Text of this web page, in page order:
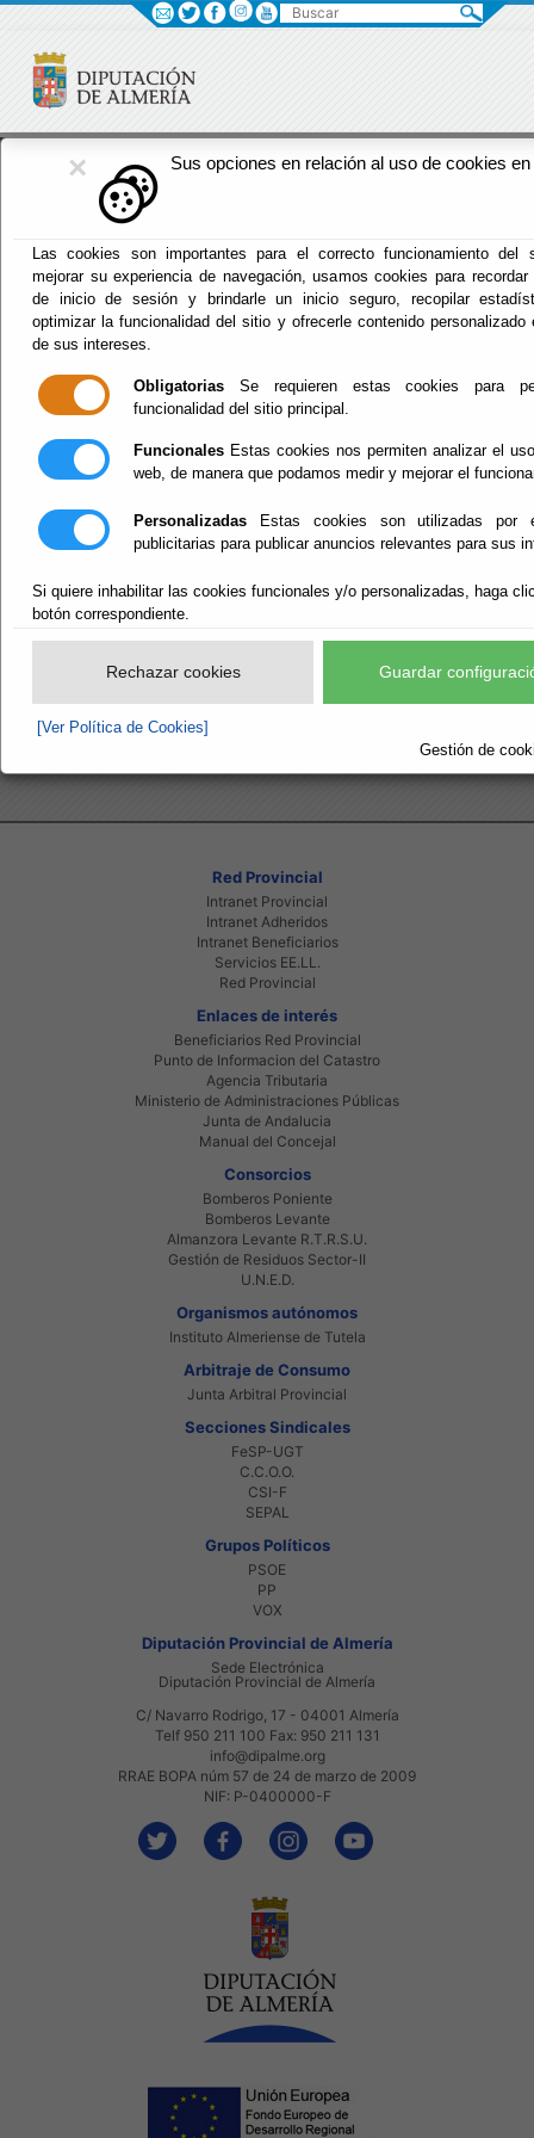
× Sus opciones en relación al uso de cookies
Las cookies son importantes para el correcto funcionamiento del
mejorar su experiencia de navegación, usamos cookies para
de inicio de sesión y brindarle un inicio seguro, recopilar
optimizar la funcionalidad del sitio y ofrecerle contenido personalizado
de sus intereses.
Obligatorias Se requieren estas cookies para
funcionalidad del sitio principal.
Funcionales Estas cookies nos permiten analizar el
web, de manera que podamos medir y mejorar el
Personalizadas Estas cookies son utilizadas por
publicitarias para publicar anuncios relevantes para sus
Si quiere inhabilitar las cookies funcionales y/o personalizadas, haga
botón correspondiente.
Rechazar cookies Guardar
[Ver Política de Cookies]
Gestión de
Fomento
Menú Fomento
Inicio - Fomento - Ciclo Urbano del Agua
Ciclo Urbano del
Agua
Ciclo del Agua Urbana
Ámbito de las demarcaciones hidrográficas.
Gestión del ciclo. Operadores de
abastecimiento y saneamiento.
Masas de agua subterránea.
Red Provincial
Intranet Provincial
Intranet Adheridos
Intranet Beneficiarios
Servicios EE.LL.
Red Provincial
Enlaces de interés
Beneficiarios Red Provincial
Punto de Informacion del Catastro
Agencia Tributaria
Ministerio de Administraciones Públicas
Junta de Andalucia
Manual del Concejal
Consorcios
Bomberos Poniente
Bomberos Levante
Almanzora Levante R.T.R.S.U.
Gestión de Residuos Sector-II
U.N.E.D.
Organismos autónomos
Instituto Almeriense de Tutela
Arbitraje de Consumo
Junta Arbitral Provincial
Secciones Sindicales
FeSP-UGT
C.C.O.O.
CSI-F
SEPAL
Grupos Políticos
PSOE
PP
VOX
Diputación Provincial de Almería
Sede Electrónica
Diputación Provincial de Almería
C/ Navarro Rodrigo, 17 - 04001 Almería
Telf 950 211 100 Fax: 950 211 131
info@dipalme.org
RRAE BOPA núm 57 de 24 de marzo de 2009
NIF: P-0400000-F
Buscar